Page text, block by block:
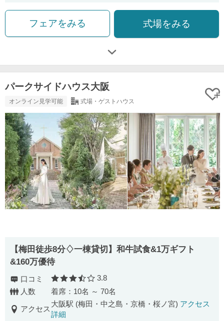
フェアをみる 式場をみる
パークサイドハウス大阪
オンライン見学可能 式場・ゲストハウス
【梅田徒歩8分♢一棟貸切】和牛試食&1万ギフト
&160万優待
口コミ 口コミ評価
3.8
人数
着席：10名 ～ 70名
アクセス
大阪駅 (梅田・中之島・京橋・桜ノ宮) アクセス
詳細